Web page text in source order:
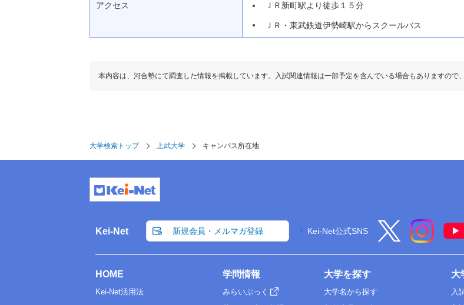
アクセス ＪＲ新町駅より徒歩１５分
ＪＲ・東武鉄道伊勢崎駅からスクールバス
本内容は、河合塾にて調査した情報を掲載しています。入試関連情報は一部予定を含んでいる場合もありますので
大学検索トップ 上武大学 キャンパス所在地
Kei-Net 新規会員・メルマガ登録 Kei-Net公式SNS
HOME
Kei-Net活用法
学問情報
みらいぶっく
大学を探す
大学名から探す
大
入